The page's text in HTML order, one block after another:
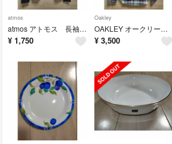
atmos
atmos アトモス 長袖トレーナー(美品)
¥ 1,750
Oakley
OAKLEY オークリー 長袖シャツ(新品・未使用)
¥ 3,500